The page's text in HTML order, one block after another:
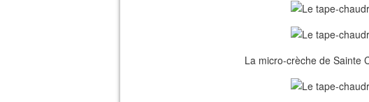
La micro-crèche de Sainte